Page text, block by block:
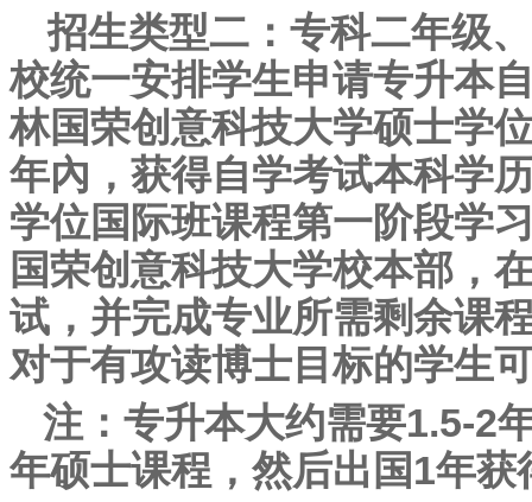
招生类型二：专科二年级
校统一安排学生申请专升本
林国荣创意科技大学硕士学
年內，获得自学考试本科学
学位国际班课程第一阶段学
国荣创意科技大学校本部，
试，并完成专业所需剩余课
对于有攻读博士目标的学生
注：专升本大约需要1.5-2
年硕士课程，然后出国1年获